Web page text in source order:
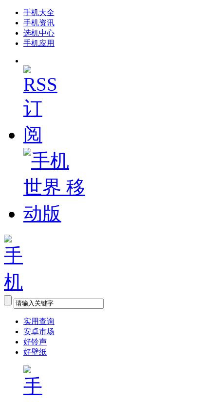
手机大全
手机资讯
选机中心
手机应用
实用查询
安卓市场
好铃声
好壁纸